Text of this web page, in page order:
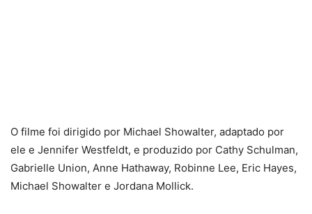
O filme foi dirigido por Michael Showalter, adaptado por
ele e Jennifer Westfeldt, e produzido por Cathy Schulman,
Gabrielle Union, Anne Hathaway, Robinne Lee, Eric Hayes,
Michael Showalter e Jordana Mollick.